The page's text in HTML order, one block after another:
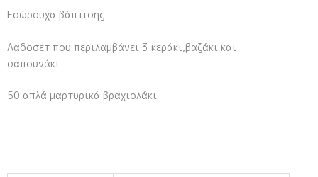
Εσώρουχα βάπτισης
Λαδοσετ που περιλαμβάνει 3 κεράκι,βαζάκι και
σαπουνάκι
50 απλά μαρτυρικά βραχιολάκι.